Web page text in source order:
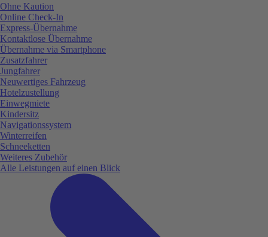
Ohne Kaution
Online Check-In
Express-Übernahme
Kontaktlose Übernahme
Übernahme via Smartphone
Zusatzfahrer
Jungfahrer
Neuwertiges Fahrzeug
Hotelzustellung
Einwegmiete
Kindersitz
Navigationssystem
Winterreifen
Schneeketten
Weiteres Zubehör
Alle Leistungen auf einen Blick